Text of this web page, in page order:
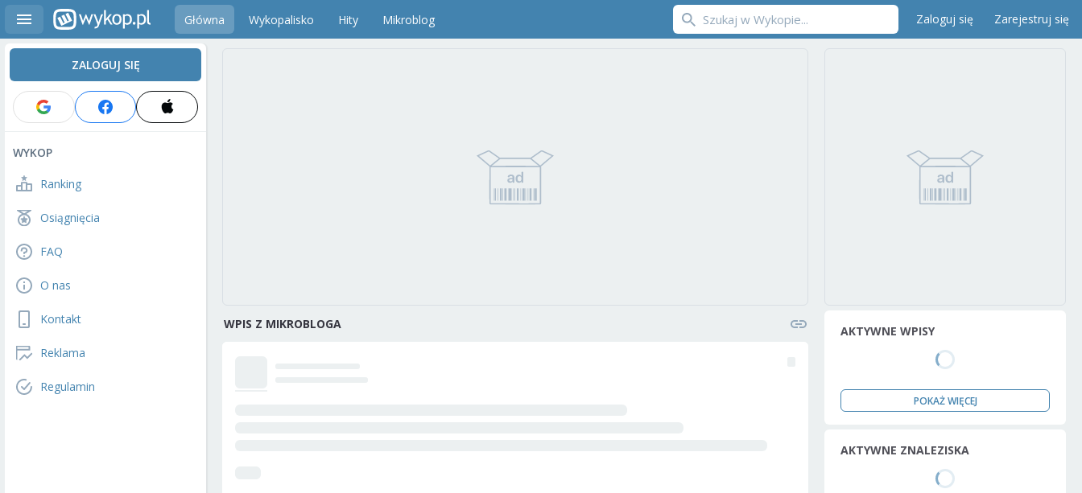
Główna Wykopalisko Hity Mikroblog Zaloguj się Zarejestruj się
ZALOGUJ SIĘ
WYKOP
Ranking
Osiągnięcia
FAQ
O nas
Kontakt
Reklama
Regulamin
WPIS Z MIKROBLOGA AKTYWNE WPISY
POKAŻ WIĘCEJ
AKTYWNE ZNALEZISKA